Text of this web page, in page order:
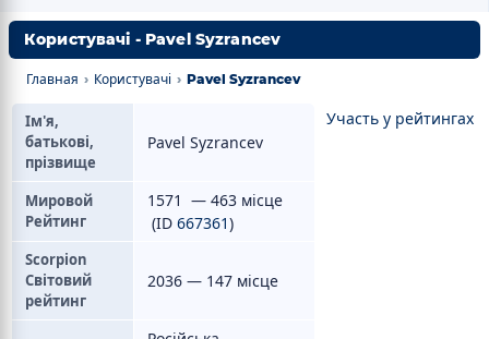
Користувачі - Pavel Syzrancev
Главная › Користувачі › Pavel Syzrancev
Участь у рейтингах
Ім'я,
батькові,
прізвище
Pavel Syzrancev
Мировой
Рейтинг
1571 — 463 місце
(ID 667361)
Scorpion
Світовий
рейтинг
2036 — 147 місце